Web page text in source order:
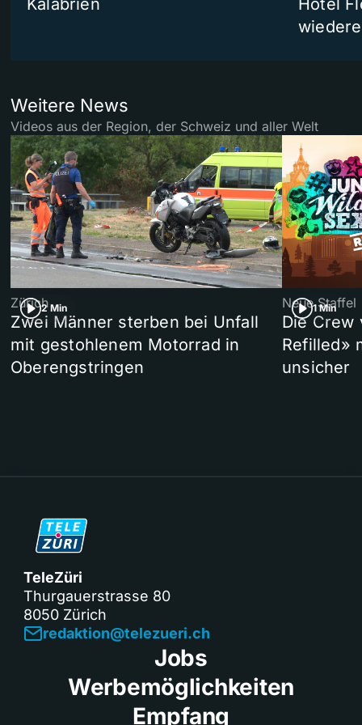
Kalabrien
Hotel
Weitere News
Videos aus der Region, der Schweiz und aller Welt
2 Min
Zürich
Zwei Männer sterben bei Unfall
mit gestohlenem Motorrad in
Oberengstringen
1 Min
Neue Staffel
Die Crew
Refilled»
unsicher
TeleZüri
Thurgauerstrasse 80
8050 Zürich
redaktion@telezueri.ch
Jobs
Werbemöglichkeiten
Empfang